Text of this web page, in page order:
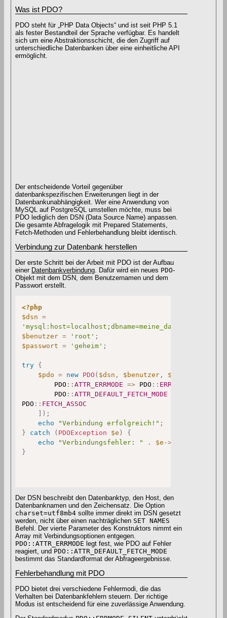
Was ist PDO?
PDO steht für „PHP Data Objects“ und ist seit PHP 5.1
als fester Bestandteil der Sprache verfügbar. Es handelt
sich um eine Abstraktionsschicht, die den Zugriff auf
unterschiedliche Datenbanken über eine einheitliche API
ermöglicht.
Der entscheidende Vorteil gegenüber
datenbankspezifischen Erweiterungen liegt in der
Datenbankunabhängigkeit. Wer eine Anwendung von
MySQL auf PostgreSQL umstellen möchte, muss bei
PDO lediglich den DSN (Data Source Name) anpassen.
Die gesamte Abfragelogik mit Prepared Statements,
Fetch-Methoden und Fehlerbehandlung bleibt identisch.
Verbindung zur Datenbank herstellen
Der erste Schritt bei der Arbeit mit PDO ist der Aufbau
einer Datenbankverbindung . Dafür wird ein neues PDO-
Objekt mit dem DSN, dem Benutzernamen und dem
Passwort erstellt.
<?php
$dsn
=
$benutzer = 'root' ;
$passwort
= 'geheim' ;
try {
$pdo
= new PDO ( $dsn , $benutzer , $passwort
PDO ::ATTR_ERRMODE => PDO ::
PDO ::ATTR_DEFAULT_FETCH_MODE
PDO :: FETCH_ASSOC
) ;
echo
"Verbindung erfolgreich!" ;
}
catch ( PDOException $e )
{
echo
"Verbindungsfehler: " . $e ->
}
Der DSN beschreibt den Datenbanktyp, den Host, den
Datenbanknamen und den Zeichensatz. Die Option
charset=utf8mb4 sollte immer direkt im DSN gesetzt
werden, nicht über einen nachträglichen SET NAMES
Befehl. Der vierte Parameter des Konstruktors nimmt ein
Array mit Verbindungsoptionen entgegen.
PDO::ATTR_ERRMODE legt fest, wie PDO auf Fehler
reagiert, und PDO::ATTR_DEFAULT_FETCH_MODE
bestimmt das Standardformat der Abfrageergebnisse.
Fehlerbehandlung mit PDO
PDO bietet drei verschiedene Fehlermodi, die das
Verhalten bei Datenbankfehlern steuern. Der richtige
Modus ist entscheidend für eine zuverlässige Anwendung.